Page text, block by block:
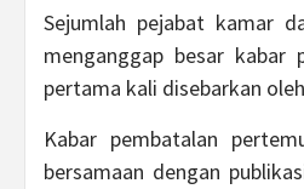
Sejumlah pejabat kamar
menganggap besar kabar
pertama kali disebarkan
Kabar pembatalan
bersamaan dengan